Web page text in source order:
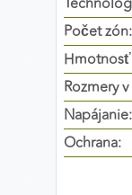
Počet zón:
Rozmery
Napájanie:
Ochrana:
Analytické
nášho